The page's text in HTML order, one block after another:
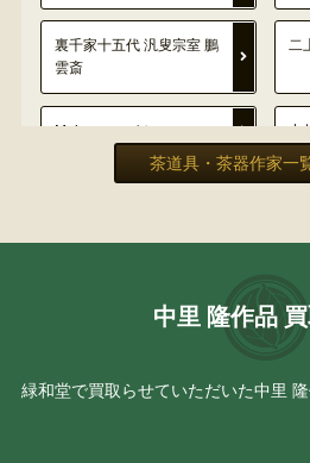
裏千家十五代 汎叟宗室 鵬
雲斎
二
Meissen マイセン 中
南
伊藤 南山 齊
茶道具・茶器作家一
中里 隆作品
緑和堂で買取らせていただいた中里